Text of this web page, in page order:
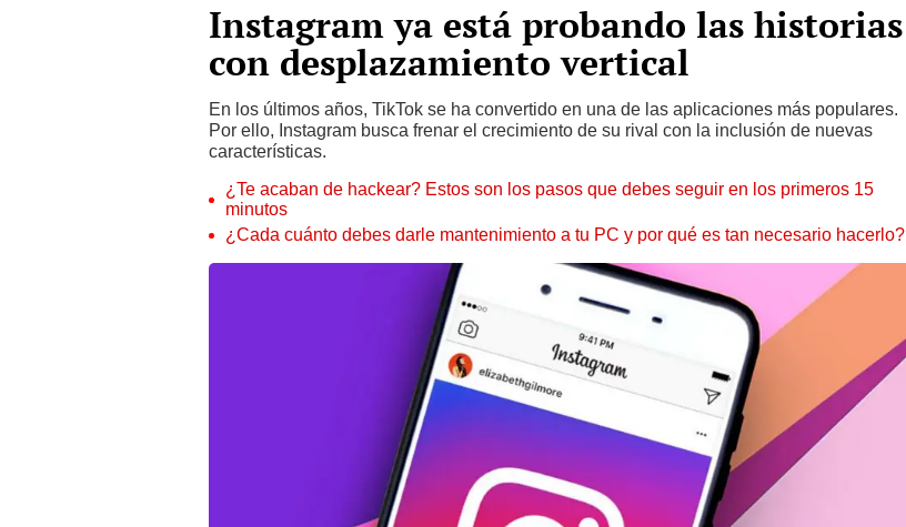
Instagram ya está probando las historias
con desplazamiento vertical
En los últimos años, TikTok se ha convertido en una de las aplicaciones más populares.
Por ello, Instagram busca frenar el crecimiento de su rival con la inclusión de nuevas
características.
¿Te acaban de hackear? Estos son los pasos que debes seguir en los primeros 15
minutos
¿Cada cuánto debes darle mantenimiento a tu PC y por qué es tan necesario hacerlo?